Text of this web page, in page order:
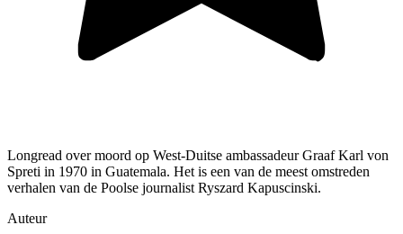
Longread over moord op West-Duitse ambassadeur Graaf Karl von
Spreti in 1970 in Guatemala. Het is een van de meest omstreden
verhalen van de Poolse journalist Ryszard Kapuscinski.
Auteur